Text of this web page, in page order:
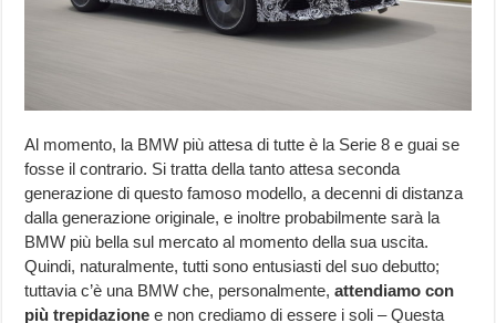
Al momento, la BMW più attesa di tutte è la Serie 8 e guai se
fosse il contrario. Si tratta della tanto attesa seconda
generazione di questo famoso modello, a decenni di distanza
dalla generazione originale, e inoltre probabilmente sarà la
BMW più bella sul mercato al momento della sua uscita.
Quindi, naturalmente, tutti sono entusiasti del suo debutto;
tuttavia c’è una BMW che, personalmente,attendiamo con
più trepidazione e non crediamo di essere i soli – Questa